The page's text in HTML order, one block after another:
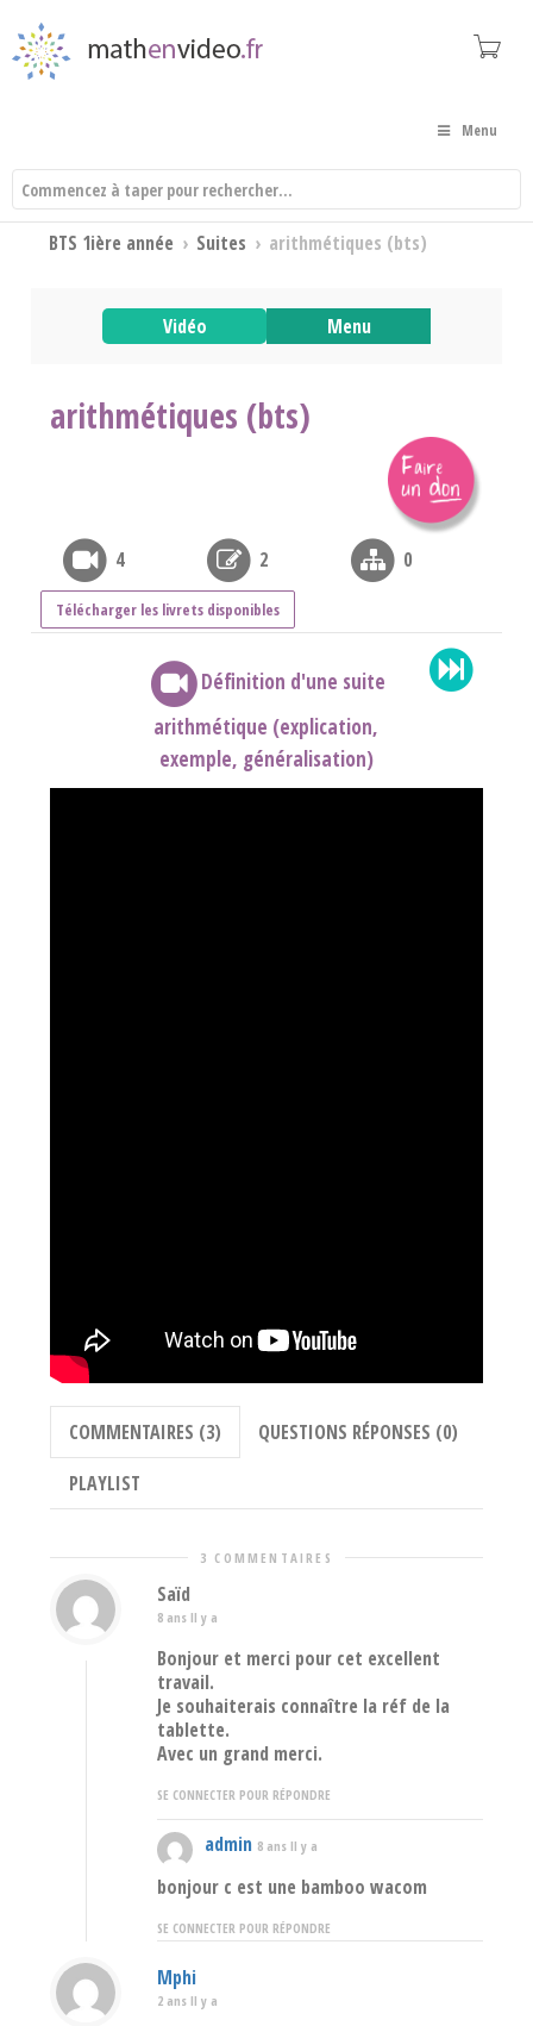
Menu
BTS 1ière année › Suites › arithmétiques (bts)
Vidéo Menu
arithmétiques (bts)
4 2 0
Télécharger les livrets disponibles
Définition d'une suite
arithmétique (explication,
exemple, généralisation)
COMMENTAIRES (3)
QUESTIONS RÉPONSES (0)
PLAYLIST
3 COMMENTAIRES
Saïd
8 ans Il y a
Bonjour et merci pour cet excellent
travail.
Je souhaiterais connaître la réf de la
tablette.
Avec un grand merci.
SE CONNECTER POUR RÉPONDRE
admin 8 ans Il y a
bonjour c est une bamboo wacom
SE CONNECTER POUR RÉPONDRE
Mphi
2 ans Il y a